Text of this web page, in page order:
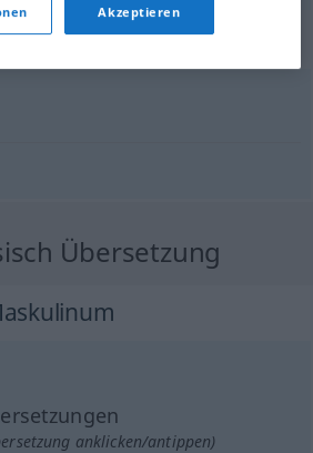
für "halt"
Übersetzung
anklicken/antippen)
Akzeptieren